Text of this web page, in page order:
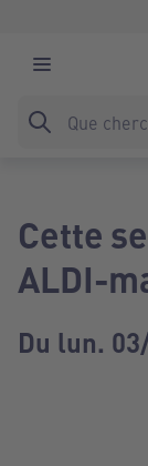
Cette
ALDI-
Du lun.